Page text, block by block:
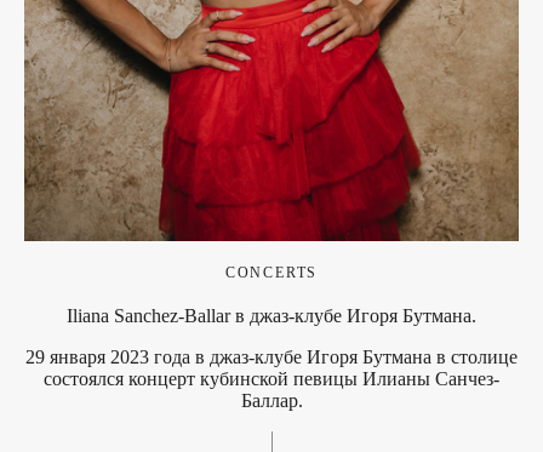
CONCERTS
Iliana Sanchez-Ballar в джаз-клубе Игоря Бутмана.
29 января 2023 года в джаз-клубе Игоря Бутмана в столице
состоялся концерт кубинской певицы Илианы Санчез-
Баллар.